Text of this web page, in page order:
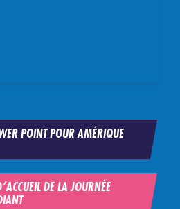
POINT POUR AMÉRIQUE
DE LA JOURNÉE